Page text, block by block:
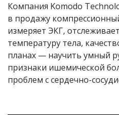
Компания Komodo
в продажу
измеряет ЭКГ,
температуру тела,
планах — научить умный
признаки ишемической
проблем с сердечно-